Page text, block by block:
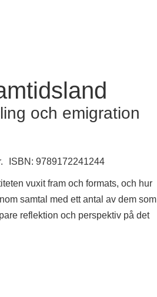
och emigration
ISBN: 9789172241244
vuxit fram och formats, och hur
samtal med ett antal av dem som
reflektion och perspektiv på det